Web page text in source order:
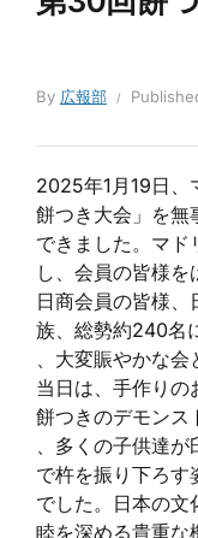
By 広報部
2025年1月19日、
餅つき大会」を無
できました。マド
し、会員の皆様
日商会員の皆様
族、総勢約240名
、大変賑やかな会
当日は、手作りの
餅つきのデモンス
、多くの子供達
で杵を振り下ろす
でした。日本の文
睦を深める貴重な